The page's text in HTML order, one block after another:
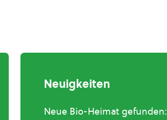
Neuigkeiten
Neue Bio-Heimat gefunden: